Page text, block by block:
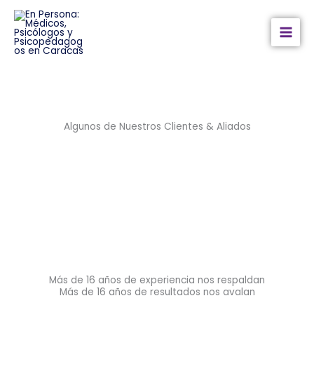
contenido
Algunos de Nuestros Clientes & Aliados
Más de 16 años de experiencia nos respaldan
Más de 16 años de resultados nos avalan